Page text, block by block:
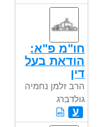
חו"מ פ"א:
הודאת בעל
דין
הרב זלמן נחמיה
גולדברג
ע